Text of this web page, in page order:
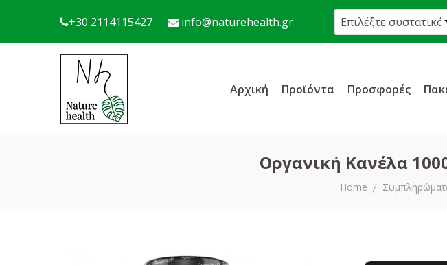
+30 2114115427 info@naturehealth.gr
Αρχική Προϊόντα Προσφορές
Οργανική Κανέλα
Home